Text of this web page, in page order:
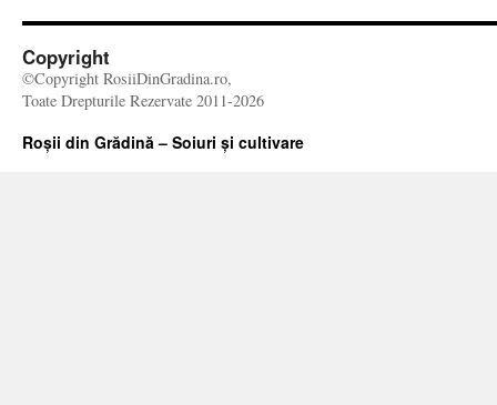
Copyright
©Copyright RosiiDinGradina.ro,
Toate Drepturile Rezervate 2011-2026
Roșii din Grădină – Soiuri și cultivare